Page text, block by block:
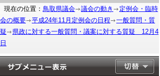
現在の位置： 鳥取県議会 議会の動き
定例会・臨時
会の概要
平成24年11月定例会の日程
一般質問・質
疑
県政に対する一般質問・議案に対する質疑 12月4
日